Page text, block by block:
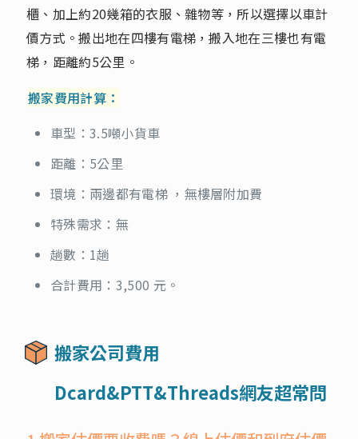
櫃、加上約20幾箱的衣服、雜物等，所以選擇以車計
價方式。搬出地在四樓有電梯，搬入地在三樓也有電
梯，距離約5公里。
搬家費用計算：
車型：3.5噸小貨車
距離：5公里
環境：兩邊都有電梯 ，無樓層附加費
特殊需求：無
趟數：1趟
合計費用：3,500 元。
搬家公司費用
Dcard&PTT&Threads網友超常問